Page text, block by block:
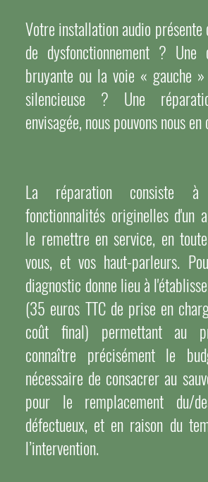
Votre installation audio présente
de dysfonctionnement ? Une
bruyante ou la voie « gauche
silencieuse ? Une
envisagée, nous pouvons nous
La réparation consiste
fonctionnalités originelles d'un
le remettre en service, en
vous, et vos haut-parleurs.
diagnostic donne lieu à
(35 euros TTC de prise en
coût final) permettant au
connaître précisément le
nécessaire de consacrer au
pour le remplacement du/
défectueux, et en raison du
l’intervention.